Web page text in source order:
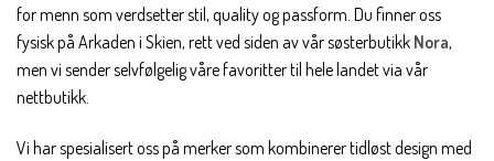
for menn som verdsetter stil, quality og passform. Du finner oss
fysisk på Arkaden i Skien, rett ved siden av vår søsterbutikk Nora,
men vi sender selvfølgelig våre favoritter til hele landet via vår
nettbutikk.
Vi har spesialisert oss på merker som kombinerer tidløst design med